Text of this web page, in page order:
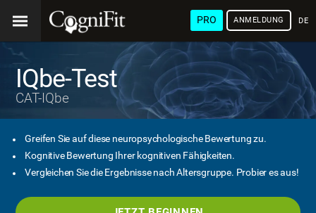
PRO ANMELDUNG
IQbe-Test
CAT-IQbe
Greifen Sie auf diese neuropsychologische Bewertung zu.
Kognitive Bewertung Ihrer kognitiven Fähigkeiten.
Vergleichen Sie die Ergebnisse nach Altersgruppe. Probier es aus!